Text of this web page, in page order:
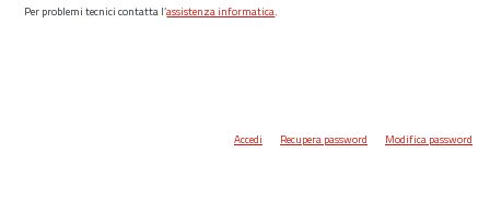
Per problemi tecnici contatta l’assistenza informatica.
Accedi Recupera password Modifica password